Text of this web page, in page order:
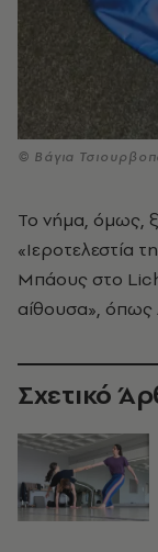
© Βάγια
Το νήμα, όμως,
«Ιεροτελεστία
Μπάους στο
αίθουσα», όπως
Σχετικό